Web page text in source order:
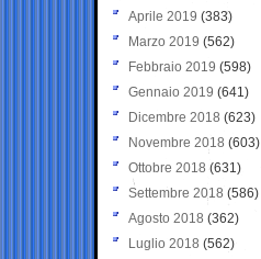
Aprile 2019 (383)
Marzo 2019 (562)
Febbraio 2019 (598)
Gennaio 2019 (641)
Dicembre 2018 (623)
Novembre 2018 (603)
Ottobre 2018 (631)
Settembre 2018 (586)
Agosto 2018 (362)
Luglio 2018 (562)